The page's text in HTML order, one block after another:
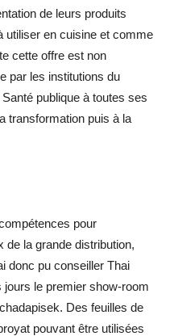
de leurs produits
utiliser en cuisine et comme
cette offre est non
par les institutions du
publique à toutes ses
transformation puis à la
pour
la grande distribution,
donc pu conseiller Thai
le premier show-room
Des feuilles de
pouvant être utilisées